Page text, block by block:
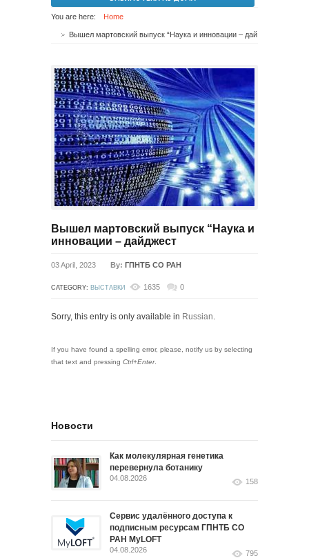
You are here: Home
Вышел мартовский выпуск “Наука и
инновации – дайджест
03 April, 2023 By: ГПНТБ СО РАН
CATEGORY: ВЫСТАВКИ 1635 0
Sorry, this entry is only available in Russian.
If you have found a spelling error, please, notify us by selecting
that text and pressing Ctrl+Enter.
Новости
Как молекулярная генетика
перевернула ботанику
04.08.2026 158
Сервис удалённого доступа к
подписным ресурсам ГПНТБ СО
РАН MyLOFT
04.08.2026 795